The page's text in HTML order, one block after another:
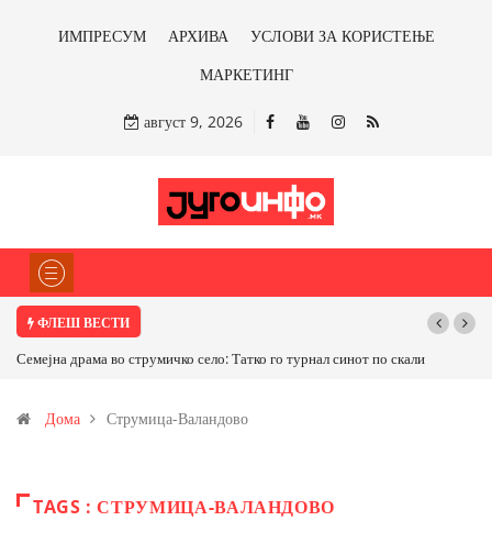
ИМПРЕСУМ АРХИВА
УСЛОВИ ЗА КОРИСТЕЊЕ
МАРКЕТИНГ
август 9, 2026
ФЛЕШ ВЕСТИ
по скалиТРАМП НАРЕДИ ВОЈСКАТА ДА КОРИСТИ МЕТАЛИ САМО ОД
бакарот од Иловица и со антимонот?
Дома Струмица-Валандово
TAGS : СТРУМИЦА-ВАЛАНДОВО